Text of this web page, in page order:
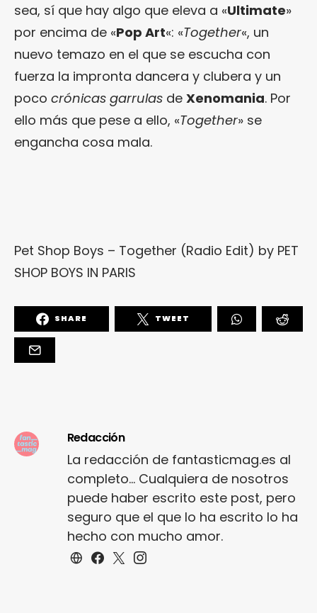
sea, sí que hay algo que eleva a «Ultimate»
por encima de «Pop Art«: «Together«, un
nuevo temazo en el que se escucha con
fuerza la impronta dancera y clubera y un
poco crónicas garrulas de Xenomania. Por
ello más que pese a ello, «Together» se
engancha cosa mala.
Pet Shop Boys – Together (Radio Edit) by PET
SHOP BOYS IN PARIS
SHARE TWEET
Redacción
La redacción de fantasticmag.es al
completo... Cualquiera de nosotros
puede haber escrito este post, pero
seguro que el que lo ha escrito lo ha
hecho con mucho amor.